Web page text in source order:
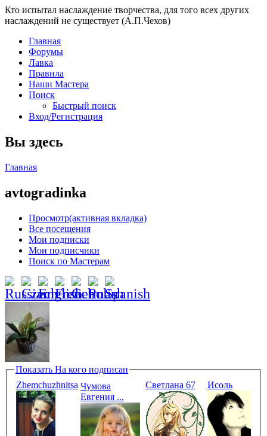
Кто испытал наслаждение творчества, для того всех других
наслаждений не существует (А.П.Чехов)
Главная
Форумы
Лавка
Правила
Наши Мастера
Поиск
Быстрый поиск
Вход/Регистрация
Вы здесь
Главная
avtogradinka
Просмотр(активная вкладка)
Все посещения
Мои подписки
Мои подписчики
Поиск по Мастерам
Показать На кого подписан
Zhemchuzhnitsa Чумова
Евгения ...
Светлана 67 Исоль